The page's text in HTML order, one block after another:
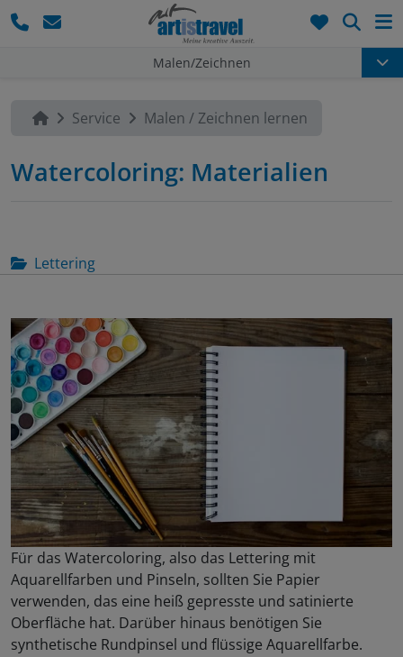
Malen/Zeichnen
Service Malen / Zeichnen lernen
Watercoloring: Materialien
Lettering
Für das Watercoloring, also das Lettering mit
Aquarellfarben und Pinseln, sollten Sie Papier
verwenden, das eine heiß gepresste und satinierte
Oberfläche hat. Darüber hinaus benötigen Sie
synthetische Rundpinsel und flüssige Aquarellfarbe.